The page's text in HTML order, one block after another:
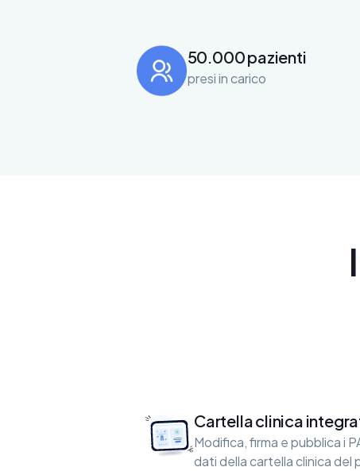
50.000 pazienti
presi in carico
I
Cartella clinica
Modifica, firma e pubblica i
dati della cartella clinica del